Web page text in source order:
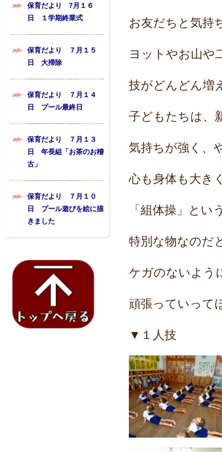
保育だより 7月１６
日 １学期終業式
保育だより ７月１５
日 大掃除
保育だより ７月１４
日 プール最終日
保育だより ７月１３
日 年長組「お茶のお稽
古」
保育だより ７月１０
日 プール遊びを絵に描
きました
お友だちと気持
ヨットやお山や
技がどんどん増
子どもたちは、
気持ちが強く、
心も身体も大き
「組体操」と
特別な物なのだ
ケガのないよう
頑張っていって
▼１人技